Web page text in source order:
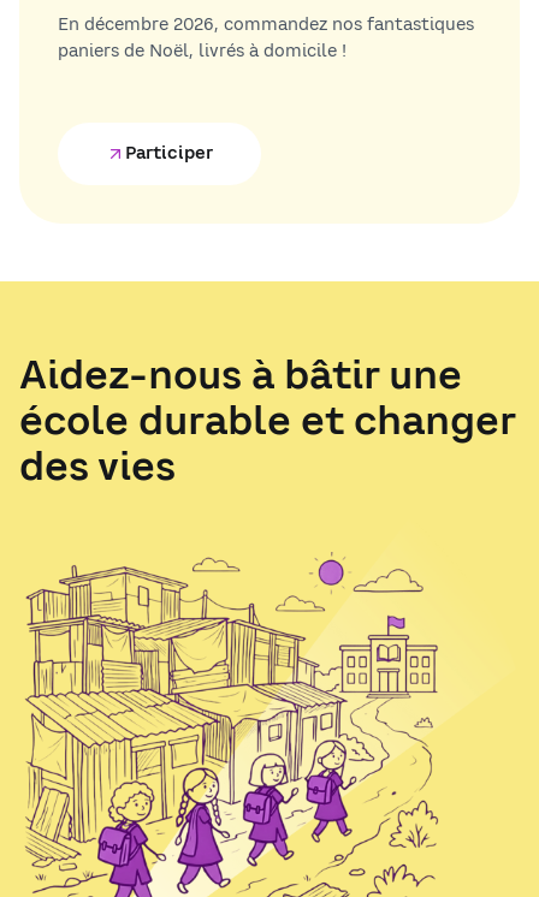
En décembre 2026, commandez nos fantastiques
paniers de Noël, livrés à domicile !
Participer
Aidez-nous à bâtir une
école durable et changer
des vies